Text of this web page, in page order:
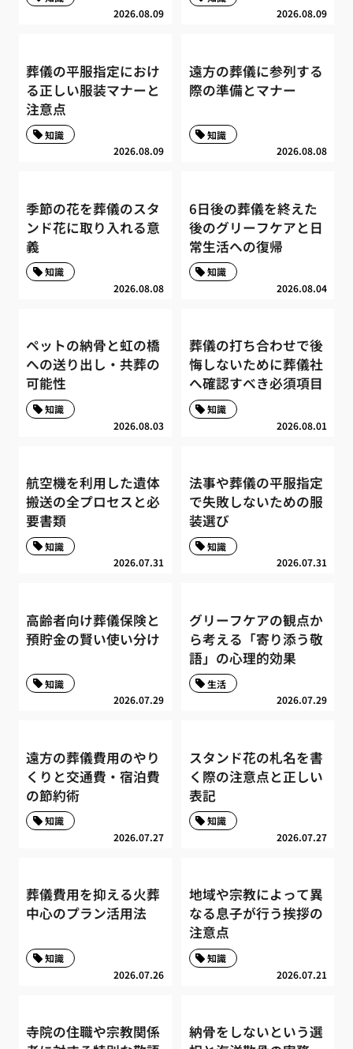
2026.08.09
2026.08.09
葬儀の平服指定におけ
る正しい服装マナーと
注意点
2026.08.09
知識
遠方の葬儀に参列する
際の準備とマナー
2026.08.08
知識
季節の花を葬儀のスタ
ンド花に取り入れる意
義
2026.08.08
知識
6日後の葬儀を終えた
後のグリーフケアと日
常生活への復帰
2026.08.04
知識
ペットの納骨と虹の橋
への送り出し・共葬の
可能性
2026.08.03
知識
葬儀の打ち合わせで後
悔しないために葬儀社
へ確認すべき必須項目
2026.08.01
知識
航空機を利用した遺体
搬送の全プロセスと必
要書類
2026.07.31
知識
法事や葬儀の平服指定
で失敗しないための服
装選び
2026.07.31
知識
高齢者向け葬儀保険と
預貯金の賢い使い分け
2026.07.29
知識
グリーフケアの観点か
ら考える「寄り添う敬
語」の心理的効果
2026.07.29
生活
遠方の葬儀費用のやり
くりと交通費・宿泊費
の節約術
2026.07.27
知識
スタンド花の札名を書
く際の注意点と正しい
表記
2026.07.27
知識
葬儀費用を抑える火葬
中心のプラン活用法
2026.07.26
知識
地域や宗教によって異
なる息子が行う挨拶の
注意点
2026.07.21
知識
寺院の住職や宗教関係
納骨をしないという選